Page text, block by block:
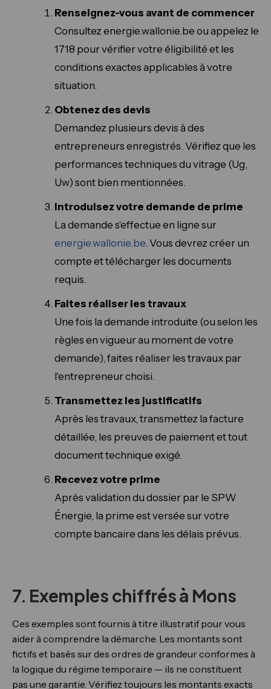
Renseignez-vous avant de commencer
Consultez energie.wallonie.be ou appelez le
1718 pour vérifier votre éligibilité et les
conditions exactes applicables à votre
situation.
Obtenez des devis
Demandez plusieurs devis à des
entrepreneurs enregistrés. Vérifiez que les
performances techniques du vitrage (Ug,
Uw) sont bien mentionnées.
Introduisez votre demande de prime
La demande s'effectue en ligne sur
energie.wallonie.be. Vous devrez créer un
compte et télécharger les documents
requis.
Faites réaliser les travaux
Une fois la demande introduite (ou selon les
règles en vigueur au moment de votre
demande), faites réaliser les travaux par
l'entrepreneur choisi.
Transmettez les justificatifs
Après les travaux, transmettez la facture
détaillée, les preuves de paiement et tout
document technique exigé.
Recevez votre prime
Après validation du dossier par le SPW
Énergie, la prime est versée sur votre
compte bancaire dans les délais prévus.
7. Exemples chiffrés à Mons
Ces exemples sont fournis à titre illustratif pour vous
aider à comprendre la démarche. Les montants sont
fictifs et basés sur des ordres de grandeur conformes à
la logique du régime temporaire — ils ne constituent
pas une garantie. Vérifiez toujours les montants exacts